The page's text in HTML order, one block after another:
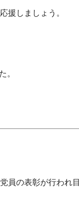
援しましょう。
。
員の表彰が行われ目